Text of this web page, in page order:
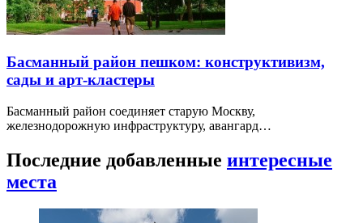
Басманный район пешком: конструктивизм,
сады и арт-кластеры
Басманный район соединяет старую Москву,
железнодорожную инфраструктуру, авангард…
Последние добавленные интересные
места